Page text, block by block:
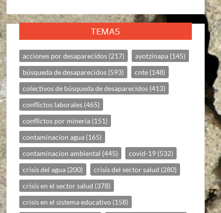
TEMAS
acciones por desaparecidos (217) ayotzinapa (145)
búsqueda de desaparecidos (593) cnte (148)
colectivos de búsqueda de desaparecidos (413)
conflictos laborales (465)
conflictos por mineria (151)
contaminacion agua (165)
contaminacion ambiental (445) covid-19 (532)
crisis del agua (200) crisis del sector salud (280)
crisis en el sector salud (378)
crisis en el sistema educativo (158)